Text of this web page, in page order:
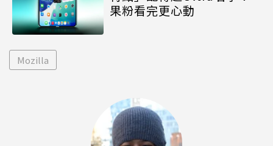
果粉看完更心動
Mozilla